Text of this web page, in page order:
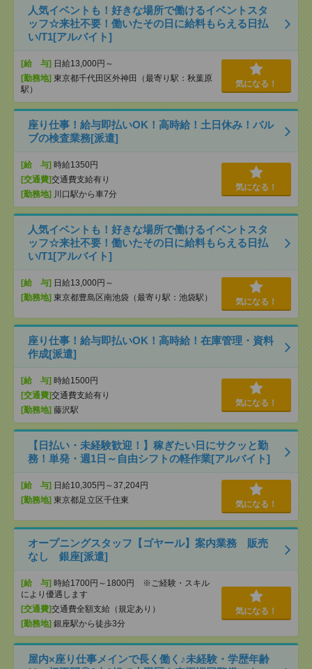
人気イベントも！好きな場所で働けるイベントスタ
ッフ☆来社不要！働いたその日に給料もらえる日払
い/T1[アルバイト]
[給 与] 日給13,000円～
[勤務地] 東京都千代田区外神田（最寄り駅：秋葉原
駅）
気になる！
座り仕事！給与即払いOK！高時給！土日休み！バル
ブの検査業務[派遣]
[給 与] 時給1350円
[交通費]交通費支給有り
[勤務地] 川口駅から車7分
気になる！
人気イベントも！好きな場所で働けるイベントスタ
ッフ☆来社不要！働いたその日に給料もらえる日払
い/T1[アルバイト]
[給 与] 日給13,000円～
[勤務地] 東京都豊島区南池袋（最寄り駅：池袋駅） 気になる！
座り仕事！給与即払いOK！高時給！在庫管理・資料
作成[派遣]
[給 与] 時給1500円
[交通費]交通費支給有り
[勤務地] 藤沢駅
気になる！
【日払い・未経験歓迎！】稼ぎたい日にサクッと勤
務！単発・週1日～自由シフトの軽作業[アルバイト]
[給 与] 日給10,305円～37,204円
[勤務地] 東京都足立区千住東 気になる！
オープニングスタッフ【ゴヤール】案内業務 販売
なし 銀座[派遣]
[給 与] 時給1700円～1800円 ※ご経験・スキル
により優遇します
[交通費]交通費全額支給（規定あり）
[勤務地] 銀座駅から徒歩3分
気になる！
屋内×座り仕事メインで長く働く♪未経験・学歴年齢